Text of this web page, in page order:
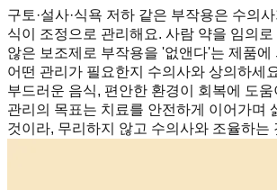
구토·설사·식욕 저하 같은 부작용은 수의
식이 조정으로 관리해요. 사람 약을 임의로
않은 보조제로 부작용을 '없앤다'는 제품에
어떤 관리가 필요한지 수의사와 상의하세
부드러운 음식, 편안한 환경이 회복에 도
관리의 목표는 치료를 안전하게 이어가며
것이라, 무리하지 않고 수의사와 조율하는